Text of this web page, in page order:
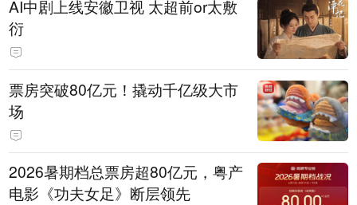
AI中剧上线安徽卫视 太超前or太敷
衍
票房突破80亿元！撬动千亿级大市
场
2026暑期档总票房超80亿元，粤产
电影《功夫女足》断层领先